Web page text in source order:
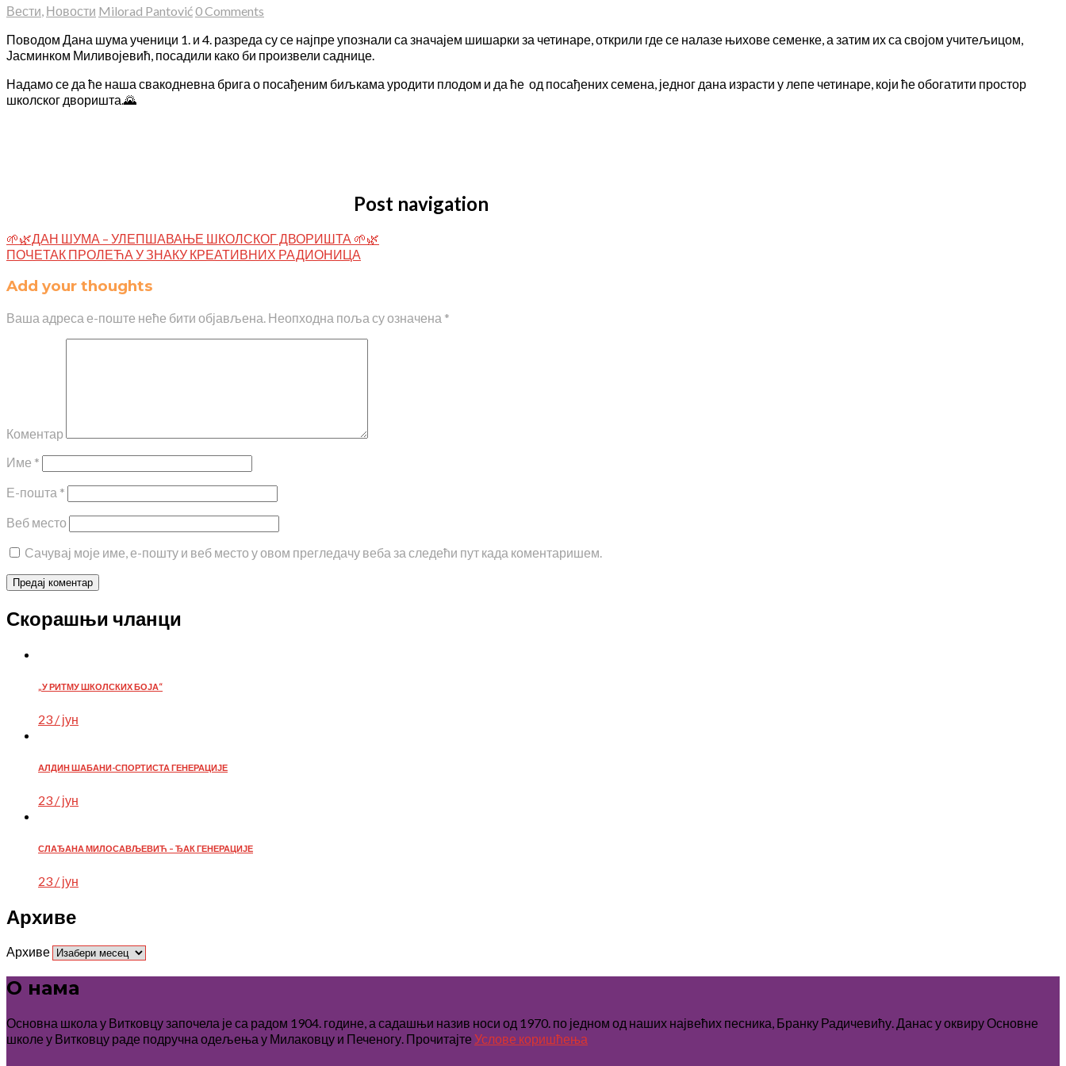
Вести Новости Milorad Pantović0 Comments
Поводом Дана шума ученици 1. и 4. разреда су се најпре упознали са значајем шишарки за четинаре, открили где се налазе њихове семенке, а затим их са својом учитељицом,
Јасминком Миливојевић, посадили како би произвели саднице.
Надамо се да ће наша свакодневна брига о посађеним биљкама уродити плодом и да ће од посађених семена, једног дана израсти у лепе четинаре, који ће обогатити простор
школског дворишта.🌄
Post navigation
🌱🌿ДАН ШУМА – УЛЕПШАВАЊЕ ШКОЛСКОГ ДВОРИШТА 🌱🌿
ПОЧЕТАК ПРОЛЕЋА У ЗНАКУ КРЕАТИВНИХ РАДИОНИЦА
Add your thoughts
Ваша адреса е-поште неће бити објављена. Неопходна поља су означена *
Коментар
Име *
Е-пошта *
Веб место
Сачувај моје име, е-пошту и веб место у овом прегледачу веба за следећи пут када коментаришем.
Скорашњи чланци
„У РИТМУ ШКОЛСКИХ БОЈА“
23 / јун
АЛДИН ШАБАНИ-СПОРТИСТА ГЕНЕРАЦИЈЕ
23 / јун
СЛАЂАНА МИЛОСАВЉЕВИЋ – ЂАК ГЕНЕРАЦИЈЕ
23 / јун
Архиве
Архиве
О нама
Основна школа у Витковцу започела је са радом 1904. године, а садашњи назив носи од 1970. по једном од наших највећих песника, Бранку Радичевићу. Данас у оквиру Основне
школе у Витковцу раде подручна одељења у Милаковцу и Печеногу. Прочитајте Услове коришћења